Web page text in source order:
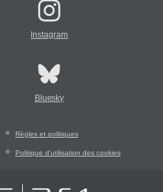
Instagram
Bluesky
Règles et politiques
Politique d'utilisation des cookies